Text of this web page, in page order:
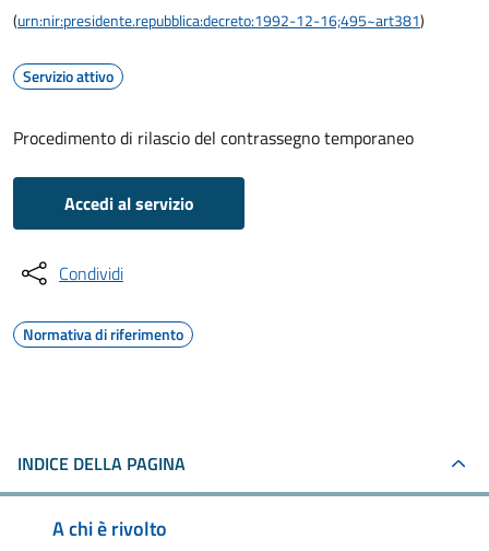
(urn:nir:presidente.repubblica:decreto:1992-12-16;495~art381)
Servizio attivo
Procedimento di rilascio del contrassegno temporaneo
Accedi al servizio
Condividi
Normativa di riferimento
INDICE DELLA PAGINA
A chi è rivolto